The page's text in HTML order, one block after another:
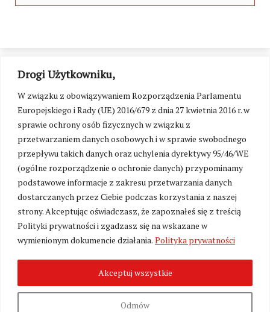
Drogi Użytkowniku,
W związku z obowiązywaniem Rozporządzenia Parlamentu
Europejskiego i Rady (UE) 2016/679 z dnia 27 kwietnia 2016 r. w
sprawie ochrony osób fizycznych w związku z
przetwarzaniem danych osobowych i w sprawie swobodnego
przepływu takich danych oraz uchylenia dyrektywy 95/46/WE
(ogólne rozporządzenie o ochronie danych) przypominamy
podstawowe informacje z zakresu przetwarzania danych
dostarczanych przez Ciebie podczas korzystania z naszej
strony. Akceptując oświadczasz, że zapoznałeś się z treścią
Polityki prywatności i zgadzasz się na wskazane w
wymienionym dokumencie działania. Polityka prywatności
Odmów
Akceptuj wszystkie
Zmień ustawienia cookies
2026. Wszelkie Prawa Zastrzeżone.
Polityka prywatności
Fundacja Wolność i Demokracja